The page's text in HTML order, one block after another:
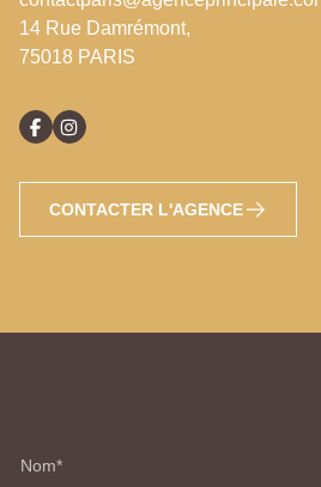
14 Rue Damrémont,
75018 PARIS
CONTACTER L'AGENCE
Nom